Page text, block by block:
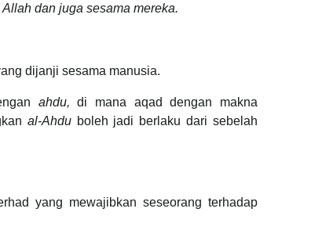
dan juga sesama mereka.
dijanji sesama manusia.
ahdu,di mana aqad dengan makna
al-Ahduboleh jadi berlaku dari sebelah
yang mewajibkan seseorang terhadap